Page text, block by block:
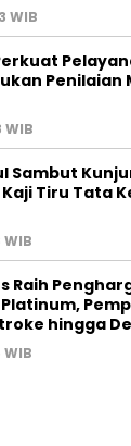
WIB
WIB
Sambut
Tiru Tata
Raih
hingga